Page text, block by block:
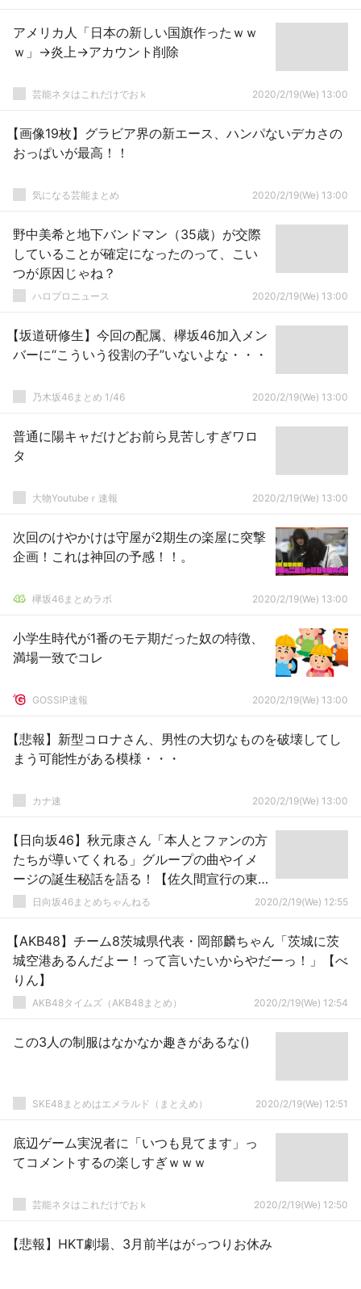
アメリカ人「日本の新しい国旗作ったｗｗ
ｗ」→炎上→アカウント削除
芸能ネタはこれだけでおｋ 2020/2/19(We) 13:00
【画像19枚】グラビア界の新エース、ハンパないデカさの
おっぱいが最高！！
気になる芸能まとめ 2020/2/19(We) 13:00
野中美希と地下バンドマン（35歳）が交際
していることが確定になったのって、こい
つが原因じゃね？
ハロプロニュース 2020/2/19(We) 13:00
【坂道研修生】今回の配属、欅坂46加入メン
バーに“こういう役割の子”いないよな・・・
乃木坂46まとめ 1/46 2020/2/19(We) 13:00
普通に陽キャだけどお前ら見苦しすぎワロ
タ
大物Youtubeｒ速報 2020/2/19(We) 13:00
次回のけやかけは守屋が2期生の楽屋に突撃
企画！これは神回の予感！！。
欅坂46まとめラボ 2020/2/19(We) 13:00
小学生時代が1番のモテ期だった奴の特徴、
満場一致でコレ
GOSSIP速報 2020/2/19(We) 13:00
【悲報】新型コロナさん、男性の大切なものを破壊してし
まう可能性がある模様・・・
カナ速 2020/2/19(We) 13:00
【日向坂46】秋元康さん「本人とファンの方
たちが導いてくれる」グループの曲やイメ
ージの誕生秘話を語る！【佐久間宣行の東
京ドリームエンターテインメント】
日向坂46まとめちゃんねる 2020/2/19(We) 12:55
【AKB48】チーム8茨城県代表・岡部麟ちゃん「茨城に茨
城空港あるんだよー！って言いたいからやだーっ！」【べ
りん】
AKB48タイムズ（AKB48まとめ） 2020/2/19(We) 12:54
この3人の制服はなかなか趣きがあるな()
SKE48まとめはエメラルド（まとえめ） 2020/2/19(We) 12:51
底辺ゲーム実況者に「いつも見てます」っ
てコメントするの楽しすぎｗｗｗ
芸能ネタはこれだけでおｋ 2020/2/19(We) 12:50
【悲報】HKT劇場、3月前半はがっつりお休み